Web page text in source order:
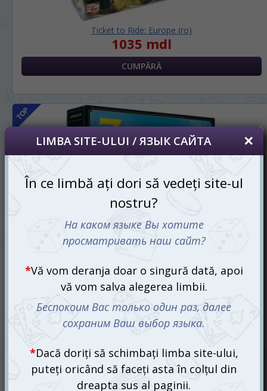
Ticket to Ride: Europe (ro)
1035 mdl
7 Wonders 2nd Edition (ro)
1055 mdl